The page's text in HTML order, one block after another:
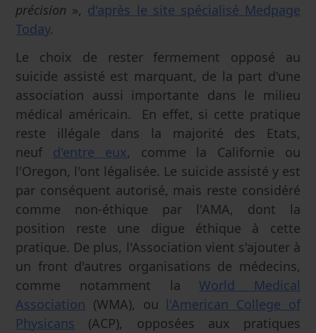
précision », d'après le site spécialisé Medpage
Today.
Le choix de rester fermement opposé au
suicide assisté est marquant, de la part d'une
association aussi importante dans le milieu
médical américain. En effet, si cette pratique
reste illégale dans la majorité des Etats,
neuf d'entre eux, comme la Californie ou
l'Oregon, l'ont légalisée. Le suicide assisté y est
par conséquent autorisé, mais reste considéré
comme non-éthique par l'AMA, dont la
position reste une digue éthique à cette
pratique. De plus, l'Association vient s'ajouter à
un front d'autres organisations de médecins,
comme notamment laWorld Medical
Association (WMA), ou l'American College of
Physicans (ACP), opposées aux pratiques